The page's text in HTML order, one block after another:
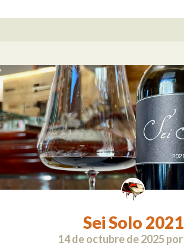
Sei Solo 2021
14 de octubre de 2025por